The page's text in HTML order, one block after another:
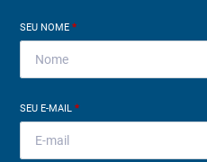
SEU NOME*
SEU E-MAIL*